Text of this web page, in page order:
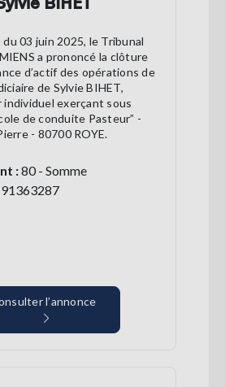
03 juin 2025, le Tribunal
a prononcé la clôture
d’actif des opérations de
de Sylvie BIHET,
exerçant sous
de conduite Pasteur” -
- 80700 ROYE.
:80 - Somme
91363287
l’annonce